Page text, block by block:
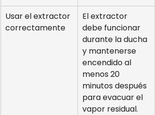
Usar el extractor
correctamente
El extractor
debe funcionar
durante la ducha
y mantenerse
encendido al
menos 20
minutos después
para evacuar el
vapor residual.